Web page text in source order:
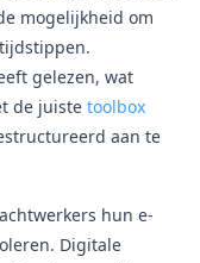
mogelijkheid om
gelezen, wat
de juiste toolbox
aan te
hun e-
Digitale